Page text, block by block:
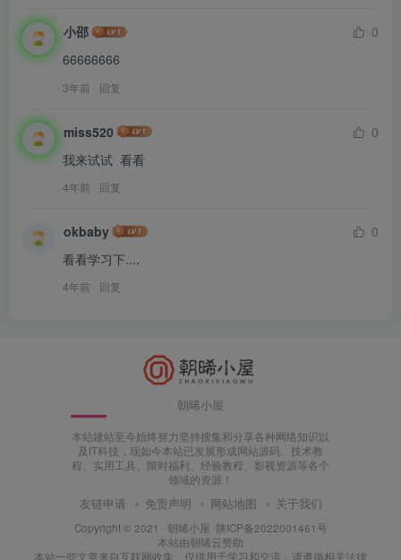
小邵
0
66666666
3年前 回复
miss520
0
我来试试  看看
4年前 回复
okbaby
0
看看学习下....
4年前 回复
朝晞小屋
本站建站至今始终努力坚持搜集和分享各种网络知识以
及IT科技，现如今本站已发展形成网站源码、技术教
程、实用工具、限时福利、经验教程、影视资源等各个
领域的资源！
友链申请 免责声明 网站地图 关于我们
Copyright © 2021 · 朝晞小屋 陕ICP备2022001461号
本站由朝晞云赞助
本站一些文章来自互联网收集，仅供用于学习和交流，请遵循相关法律